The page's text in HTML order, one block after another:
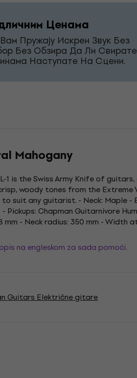
Ценама
Пружају Искрен Звук Без
Без Обзира Да Ли Свирате
Наступате На Сцени.
Mahogany
is the Swiss Army Knife of
woody tones from the Extreme
suit any guitarist. - Neck: Maple -
Chapman Guitarnivore
- Neck radius: 350 mm - Width
na engleskom za sada pomoći.
Guitars Električne gitare